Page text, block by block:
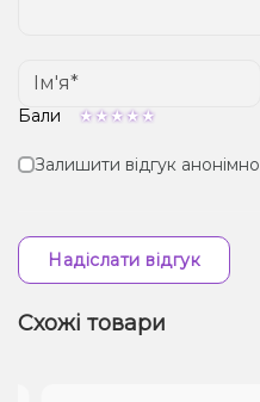
Бали
Залишити відгук анонімно
Надіслати відгук
Схожі товари